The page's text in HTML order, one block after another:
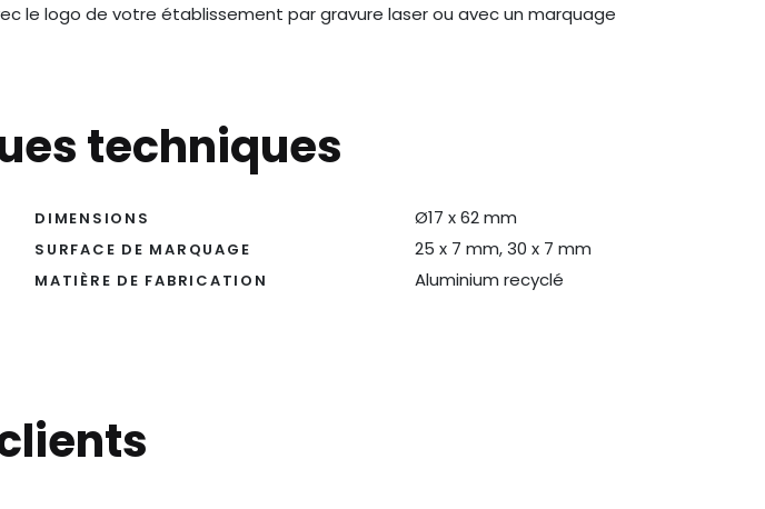
le logo de votre établissement par gravure laser ou avec un marquage
techniques
DIMENSIONS Ø17 x 62 mm
SURFACE DE MARQUAGE 25 x 7 mm, 30 x 7 mm
MATIÈRE DE FABRICATION Aluminium recyclé